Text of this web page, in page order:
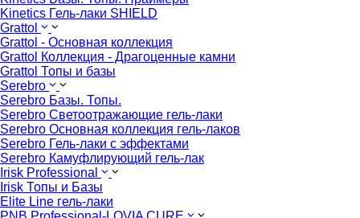
Kinetics Гель-лаки SHIELD
Grattol
Grattol - Oснoвнaя коллекция
Grattol Коллекция - Драгоценные камни
Grattol Топы и базы
Serebro
Serebro Базы. Топы.
Serebro Светоотражающие гель-лаки
Serebro Основная коллекция гель-лаков
Serebro Гель-лаки с эффектами
Serebro Камуфлирующий гель-лак
Irisk Professional
Irisk Топы и Базы
Elite Line гель-лаки